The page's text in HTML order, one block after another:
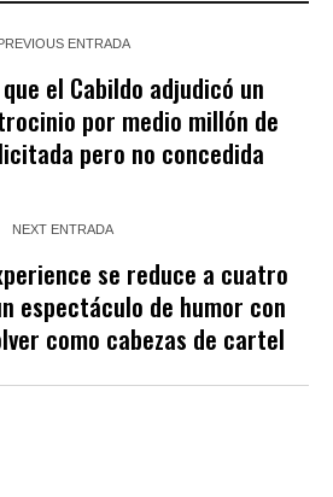
ENTRADA
el Cabildo adjudicó un
por medio millón de
pero no concedida
NEXT ENTRADA
se reduce a cuatro
espectáculo de humor con
como cabezas de cartel